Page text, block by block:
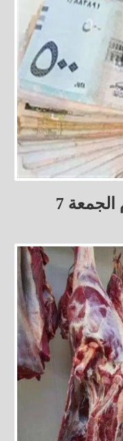
أسعار الريال السعودي اليوم الجمعة 7